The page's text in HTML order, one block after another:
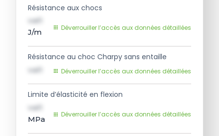
Résistance aux chocs
val1
J/m
Déverrouiller l’accès aux données détaillées
Résistance au choc Charpy sans entaille
val1 Déverrouiller l’accès aux données détaillées
Limite d’élasticité en flexion
val1
MPa
Déverrouiller l’accès aux données détaillées